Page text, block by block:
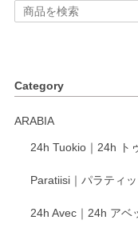
深さや大きさがとて
く、他の柄も何枚か
く交換して下さいまし
がとうござ
います。 温
いたします。
Category
ARABIA
24h Tuokio｜24h ト
Paratiisi｜パラティ
24h Avec｜24h アベ